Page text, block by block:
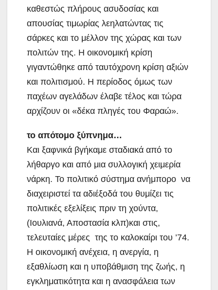
καθεστώς πλήρους ασυδοσίας και
απουσίας τιμωρίας λεηλατώντας τις
σάρκες και το μέλλον της χώρας και των
πολιτών της. Η οικονομική κρίση
γιγαντώθηκε από ταυτόχρονη κρίση αξιών
και πολιτισμού. Η περίοδος όμως των
παχέων αγελάδων έλαβε τέλος και τώρα
αρχίζουν οι «δέκα πληγές του Φαραώ».
το απότομο ξύπνημα…
Και ξαφνικά βγήκαμε σταδιακά από το
λήθαργο και από μια συλλογική χειμερία
νάρκη. Το πολιτικό σύστημα ανήμπορο να
διαχειριστεί τα αδιέξοδά του θυμίζει τις
πολιτικές εξελίξεις πριν τη χούντα,
(Ιουλιανά, Αποστασία κλπ)και στις,
τελευταίες μέρες της το καλοκαίρι του ’74.
Η οικονομική ανέχεια, η ανεργία, η
εξαθλίωση και η υποβάθμιση της ζωής, η
εγκληματικότητα και η ανασφάλεια των